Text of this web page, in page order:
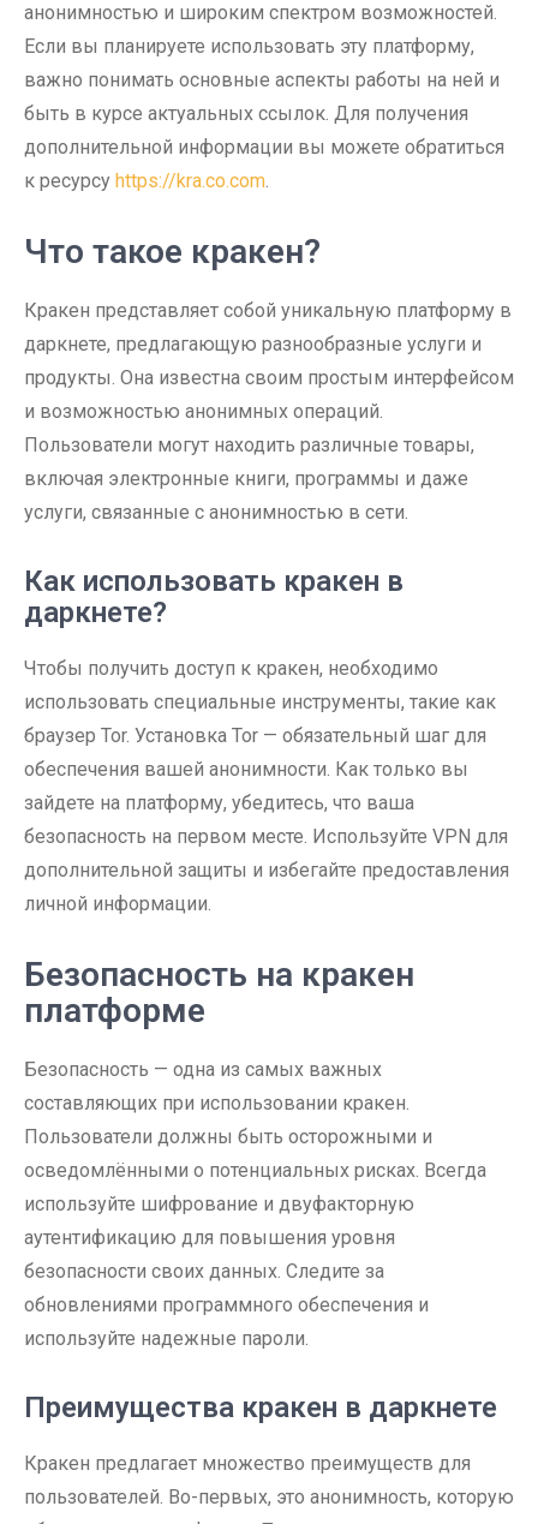
анонимностью и широким спектром возможностей.
Если вы планируете использовать эту платформу,
важно понимать основные аспекты работы на ней и
быть в курсе актуальных ссылок. Для получения
дополнительной информации вы можете обратиться
к ресурсу https://kra.co.com.
Что такое кракен?
Кракен представляет собой уникальную платформу в
даркнете, предлагающую разнообразные услуги и
продукты. Она известна своим простым интерфейсом
и возможностью анонимных операций.
Пользователи могут находить различные товары,
включая электронные книги, программы и даже
услуги, связанные с анонимностью в сети.
Как использовать кракен в
даркнете?
Чтобы получить доступ к кракен, необходимо
использовать специальные инструменты, такие как
браузер Tor. Установка Tor — обязательный шаг для
обеспечения вашей анонимности. Как только вы
зайдете на платформу, убедитесь, что ваша
безопасность на первом месте. Используйте VPN для
дополнительной защиты и избегайте предоставления
личной информации.
Безопасность на кракен
платформе
Безопасность — одна из самых важных
составляющих при использовании кракен.
Пользователи должны быть осторожными и
осведомлёнными о потенциальных рисках. Всегда
используйте шифрование и двуфакторную
аутентификацию для повышения уровня
безопасности своих данных. Следите за
обновлениями программного обеспечения и
используйте надежные пароли.
Преимущества кракен в даркнете
Кракен предлагает множество преимуществ для
пользователей. Во-первых, это анонимность, которую